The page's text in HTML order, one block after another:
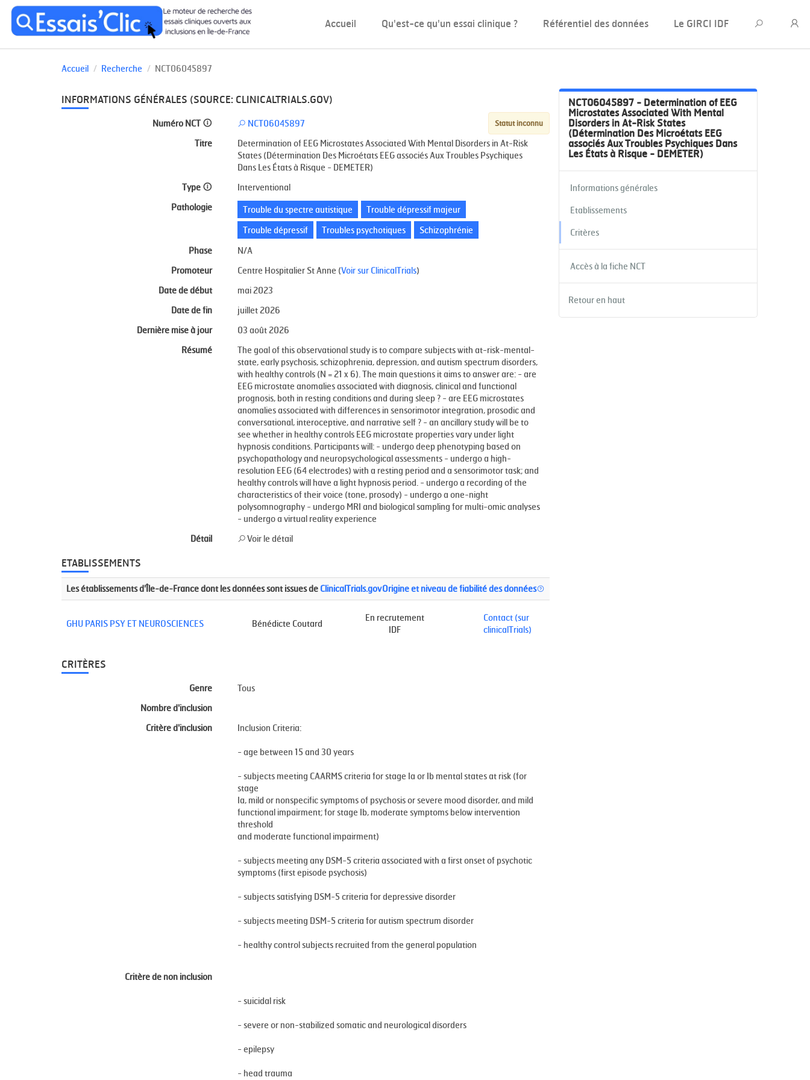
Accueil Qu'est-ce qu'un essai clinique ? Référentiel des données Le GIRCI IDF
Accueil Recherche NCT06045897
INFORMATIONS GÉNÉRALES (SOURCE: CLINICALTRIALS.GOV)
Numéro NCT NCT06045897 Statut inconnu
Titre
Determination of EEG Microstates Associated With Mental Disorders in At-Risk
States (Détermination Des Microétats EEG associés Aux Troubles Psychiques
Dans Les États à Risque - DEMETER)
Type
Interventional
Pathologie
Trouble du spectre autistique
Trouble dépressif majeur
Trouble dépressif
Troubles psychotiques
Schizophrénie
Phase
N/A
Promoteur
Centre Hospitalier St Anne (Voir sur ClinicalTrials)
Date de début
mai 2023
Date de fin
juillet 2026
Dernière mise à jour
03 août 2026
Résumé
The goal of this observational study is to compare subjects with at-risk-mental-
state, early psychosis, schizophrenia, depression, and autism spectrum disorders,
with healthy controls (N = 21 x 6). The main questions it aims to answer are: - are
EEG microstate anomalies associated with diagnosis, clinical and functional
prognosis, both in resting conditions and during sleep ? - are EEG microstates
anomalies associated with differences in sensorimotor integration, prosodic and
conversational, interoceptive, and narrative self ? - an ancillary study will be to
see whether in healthy controls EEG microstate properties vary under light
hypnosis conditions. Participants will: - undergo deep phenotyping based on
psychopathology and neuropsychological assessments - undergo a high-
resolution EEG (64 electrodes) with a resting period and a sensorimotor task; and
healthy controls will have a light hypnosis period. - undergo a recording of the
characteristics of their voice (tone, prosody) - undergo a one-night
polysomnography - undergo MRI and biological sampling for multi-omic analyses
- undergo a virtual reality experience
Détail
Voir le détail
ETABLISSEMENTS
Les établissements d'Île-de-France dont les données sont issues de ClinicalTrials.govOrigine et niveau de fiabilité des données
GHU PARIS PSY ET NEUROSCIENCES Bénédicte Coutard
En recrutement
IDF
Contact (sur
clinicalTrials)
CRITÈRES
Genre
Tous
Nombre d'inclusion
Critère d'inclusion
Inclusion Criteria:
- age between 15 and 30 years
- subjects meeting CAARMS criteria for stage Ia or Ib mental states at risk (for
stage
Ia, mild or nonspecific symptoms of psychosis or severe mood disorder, and mild
functional impairment; for stage Ib, moderate symptoms below intervention
threshold
and moderate functional impairment)
- subjects meeting any DSM-5 criteria associated with a first onset of psychotic
symptoms (first episode psychosis)
- subjects satisfying DSM-5 criteria for depressive disorder
- subjects meeting DSM-5 criteria for autism spectrum disorder
- healthy control subjects recruited from the general population
Critère de non inclusion
- suicidal risk
- severe or non-stabilized somatic and neurological disorders
- epilepsy
- head trauma
NCT06045897 - Determination of EEG
Microstates Associated With Mental
Disorders in At-Risk States
(Détermination Des Microétats EEG
associés Aux Troubles Psychiques Dans
Les États à Risque - DEMETER)
Informations générales
Etablissements
Critères
Accès à la fiche NCT
Retour en haut